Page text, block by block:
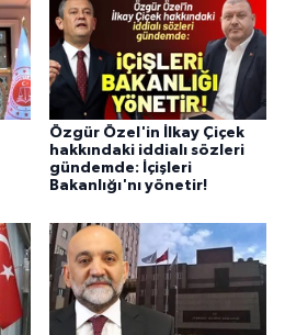
Özgür Özel'in İlkay Çiçek
hakkındaki iddialı sözleri
gündemde: İçişleri
Bakanlığı'nı yönetir!